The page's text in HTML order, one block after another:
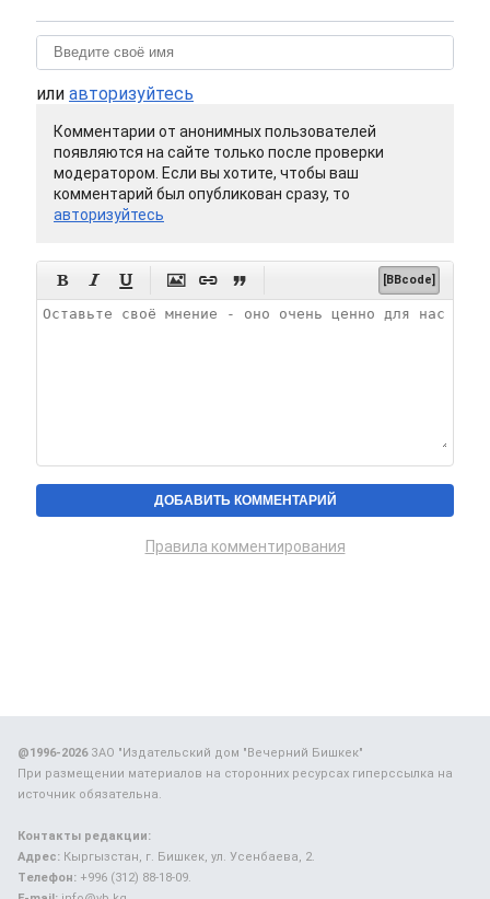
или авторизуйтесь
Комментарии от анонимных пользователей
появляются на сайте только после проверки
модератором. Если вы хотите, чтобы ваш
комментарий был опубликован сразу, то
авторизуйтесь
      [BBcode]
Правила комментирования
@1996-2026ЗАО "Издательский дом "Вечерний Бишкек"
При размещении материалов на сторонних ресурсах гиперссылка на
источник обязательна.
Контакты редакции:
Адрес: Кыргызстан, г. Бишкек, ул. Усенбаева, 2.
Телефон: +996 (312) 88-18-09.